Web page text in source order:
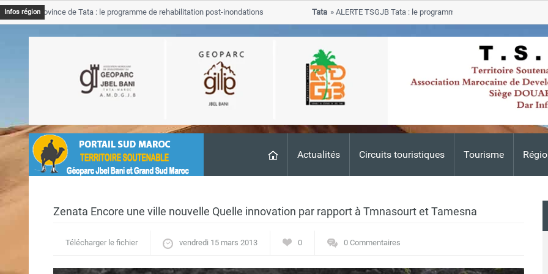
Actualités Circuits touristiques Tourisme
Infos régionProvince de Tata : le programme de rehabilitation post-inondations
ALERTE TSGJB Tata : le programme de rehabilitation post-
progresse dans les zones sinistrees
Zenata Encore une ville nouvelle Quelle innovation par rapport à Tmnasourt et Tamesna
Télécharger le fichier vendredi 15 mars 2013 0 0 Commentaires